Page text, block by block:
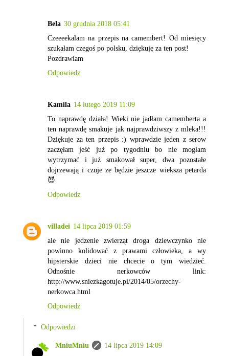
Bela 30 grudnia 2018 05:41
Czeeeekalam na przepis na camembert! Od miesięcy
szukałam czegoś po polsku, dziękuję za ten post!
Pozdrawiam
Odpowiedz
Kamila 14 lutego 2019 11:09
To naprawdę działa! Wieki nie jadłam camemberta a
ten naprawdę smakuje jak najprawdziwszy z mleka!!!
Dziękuje za ten przepis :) wprawdzie jeden z serow
zaczęłam jeść już po tygodniu bo nie mogłam
wytrzymać i już smakował super, dwa pozostałe
dojrzewają i czuje ze będzie jeszcze wieksza petarda
😈
Odpowiedz
villadei 14 lipca 2019 01:59
ale nie jedzenie zwierząt droga dziewczynko nie
powinno kolidować z prawami człowieka, a wy
hipsterskie dzieci nie chcecie o tym wiedzieć.
Odnośnie nerkowców link:
http://www.sniezkagotuje.pl/2014/05/orzechy-
nerkowca.html
Odpowiedz
Odpowiedzi
MniuMniu
14 lipca 2019 14:09